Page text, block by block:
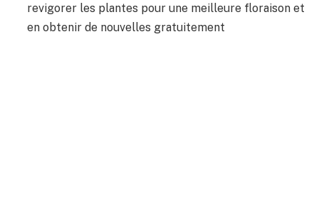
revigorer les plantes pour une meilleure floraison et
en obtenir de nouvelles gratuitement